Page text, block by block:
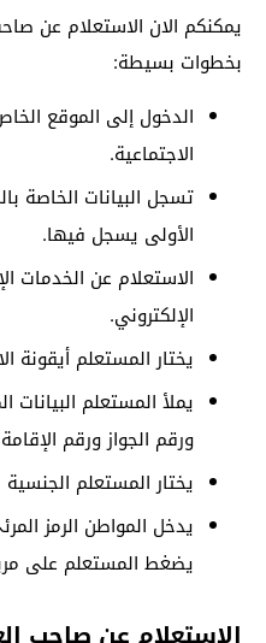
يمكنكم الان الاستعلام عن
بخطوات بسيطة:
الدخول إلى الموقع
الاجتماعية.
تسجل البيانات الخاصة
الأولى يسجل فيها.
الاستعلام عن الخدمات
الإلكتروني.
يختار المستعلم
يملأ المستعلم البيانات
ورقم الجواز ورقم
يختار المستعلم الجنسية
يدخل المواطن الرمز
يضغط المستعلم على